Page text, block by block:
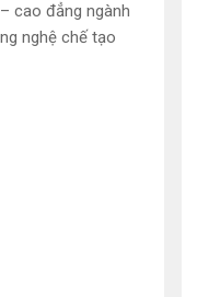
cao đẳng ngành
nghệ chế tạo